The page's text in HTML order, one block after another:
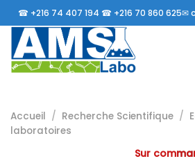
Passer
au
contenu
☎ +216 74 407 194 ☎ +216 70 860 625✉
Accueil / Recherche Scientifique /
laboratoires
Sur